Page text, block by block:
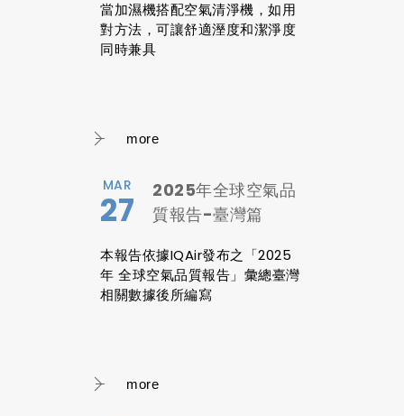
當加濕機搭配空氣清淨機，如用
對方法，可讓舒適溼度和潔淨度
同時兼具
more
MAR
27
2025年全球空氣品
質報告-臺灣篇
本報告依據IQAir發布之「2025
年 全球空氣品質報告」彙總臺灣
相關數據後所編寫
more